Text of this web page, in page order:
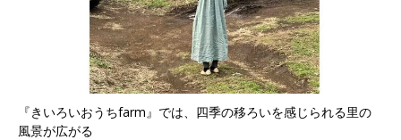
『きいろいおうちfarm』では、四季の移ろいを感じられる里の
風景が広がる